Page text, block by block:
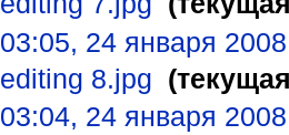
03:05, 24 января 2008
editing 8.jpg
03:04, 24 января 2008